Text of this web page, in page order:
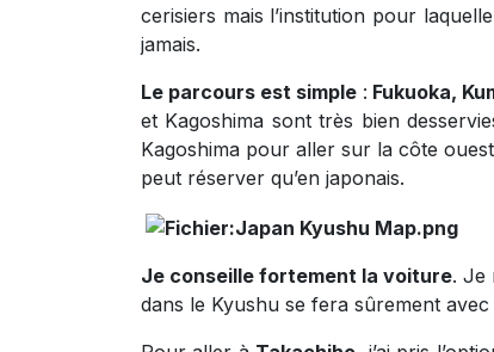
cerisiers mais l’institution pour
jamais.
Le parcours est simple : Fukuoka,
et Kagoshima sont très bien
Kagoshima pour aller sur la côte
peut réserver qu’en japonais.
Je conseille fortement la voiture. Je
dans le Kyushu se fera sûrement